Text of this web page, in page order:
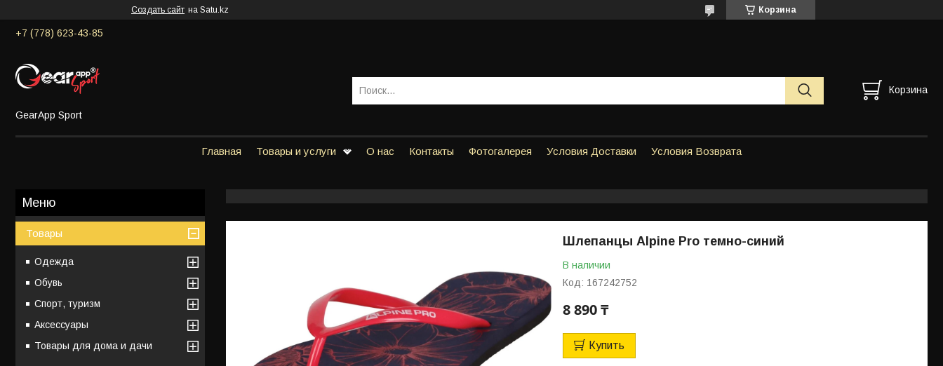
Создать сайт на Satu.kz Корзина
+7 (778) 623-43-85
GearApp Sport
Корзина
Главная Товары и услуги О нас Контакты Фотогалерея Условия Доставки Условия Возврата
Шлепанцы Alpine Pro темно-синий
В наличии
Код: 167242752
8 890 ₸
Купить
Товары
Одежда
Обувь
Спорт, туризм
Аксессуары
Товары для дома и дачи